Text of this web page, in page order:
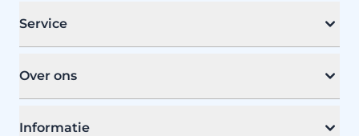
Service
Over ons
Informatie